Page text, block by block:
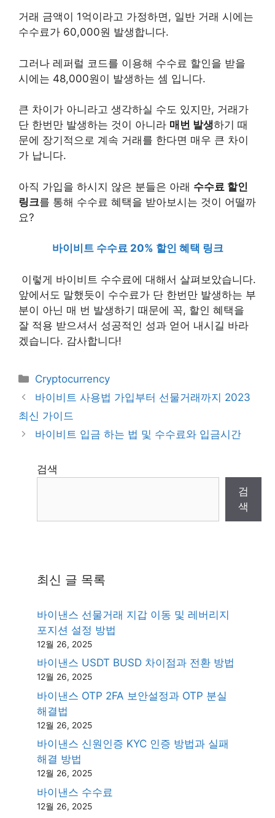
거래 금액이 1억이라고 가정하면, 일반 거래 시에는
수수료가 60,000원 발생합니다.
그러나 레퍼럴 코드를 이용해 수수료 할인을 받을
시에는 48,000원이 발생하는 셈 입니다.
큰 차이가 아니라고 생각하실 수도 있지만, 거래가
단 한번만 발생하는 것이 아니라 매번 발생하기 때
문에 장기적으로 계속 거래를 한다면 매우 큰 차이
가 납니다.
아직 가입을 하시지 않은 분들은 아래 수수료 할인
링크를 통해 수수료 혜택을 받아보시는 것이 어떨까
요?
바이비트 수수료 20% 할인 혜택 링크
이렇게 바이비트 수수료에 대해서 살펴보았습니다.
앞에서도 말했듯이 수수료가 단 한번만 발생하는 부
분이 아닌 매 번 발생하기 때문에 꼭, 할인 혜택을
잘 적용 받으셔서 성공적인 성과 얻어 내시길 바라
겠습니다. 감사합니다!
Categories
Cryptocurrency
바이비트 사용법 가입부터 선물거래까지 2023
최신 가이드
바이비트 입금 하는 법 및 수수료와 입금시간
검색
검
색
최신 글 목록
바이낸스 선물거래 지갑 이동 및 레버리지
포지션 설정 방법
12월 26, 2025
바이낸스 USDT BUSD 차이점과 전환 방법
12월 26, 2025
바이낸스 OTP 2FA 보안설정과 OTP 분실
해결법
12월 26, 2025
바이낸스 신원인증 KYC 인증 방법과 실패
해결 방법
12월 26, 2025
바이낸스 수수료
12월 26, 2025